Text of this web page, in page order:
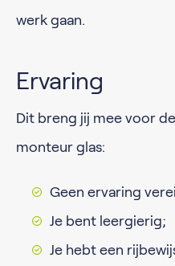
werk gaan.
Ervaring
Dit breng jij mee voor
monteur glas:
Geen ervaring
Je bent leergierig;
Je hebt een